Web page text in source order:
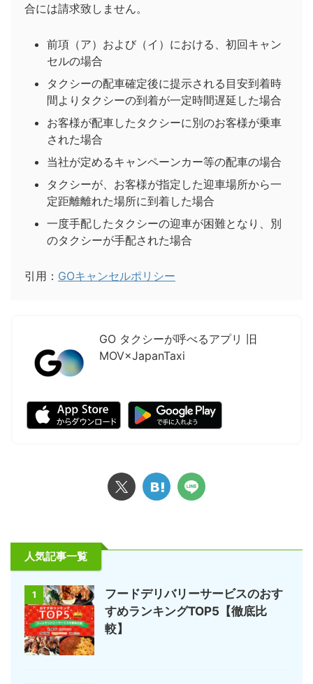
合には請求致しません。
前項（ア）および（イ）における、初回キャン
セルの場合
タクシーの配車確定後に提示される目安到着時
間よりタクシーの到着が一定時間遅延した場合
お客様が配車したタクシーに別のお客様が乗車
された場合
当社が定めるキャンペーンカー等の配車の場合
タクシーが、お客様が指定した迎車場所から一
定距離離れた場所に到着した場合
一度手配したタクシーの迎車が困難となり、別
のタクシーが手配された場合
引用： GOキャンセルポリシー
GO タクシーが呼べるアプリ 旧
MOV×JapanTaxi
人気記事一覧
1
フードデリバリーサービスのおす
すめランキングTOP5【徹底比
較】